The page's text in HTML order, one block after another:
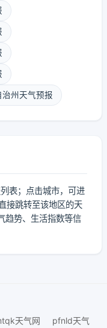
治州天气预报
表；点击城市，可进
接跳转至该地区的天
趋势、生活指数等信
天气网 pfnld天气